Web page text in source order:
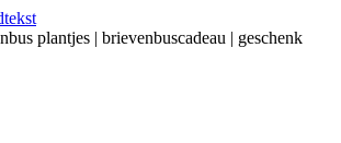
plantjes | brievenbuscadeau | geschenk